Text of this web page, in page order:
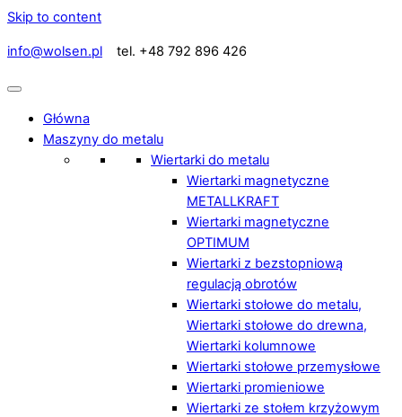
Skip to content
info@wolsen.pl tel. +48 792 896 426
Główna
Maszyny do metalu
Wiertarki do metalu
Wiertarki magnetyczne
METALLKRAFT
Wiertarki magnetyczne
OPTIMUM
Wiertarki z bezstopniową
regulacją obrotów
Wiertarki stołowe do metalu,
Wiertarki stołowe do drewna,
Wiertarki kolumnowe
Wiertarki stołowe przemysłowe
Wiertarki promieniowe
Wiertarki ze stołem krzyżowym